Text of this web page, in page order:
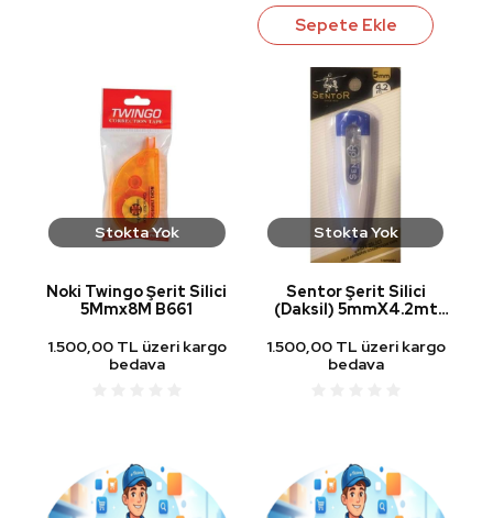
Sepete Ekle
Stokta Yok
Noki Twingo Şerit Silici
5Mmx8M B661
1.500,00 TL üzeri kargo
bedava
Stokta Yok
Sentor Şerit Silici
(Daksil) 5mmX4.2mt
1.500,00 TL üzeri kargo
bedava